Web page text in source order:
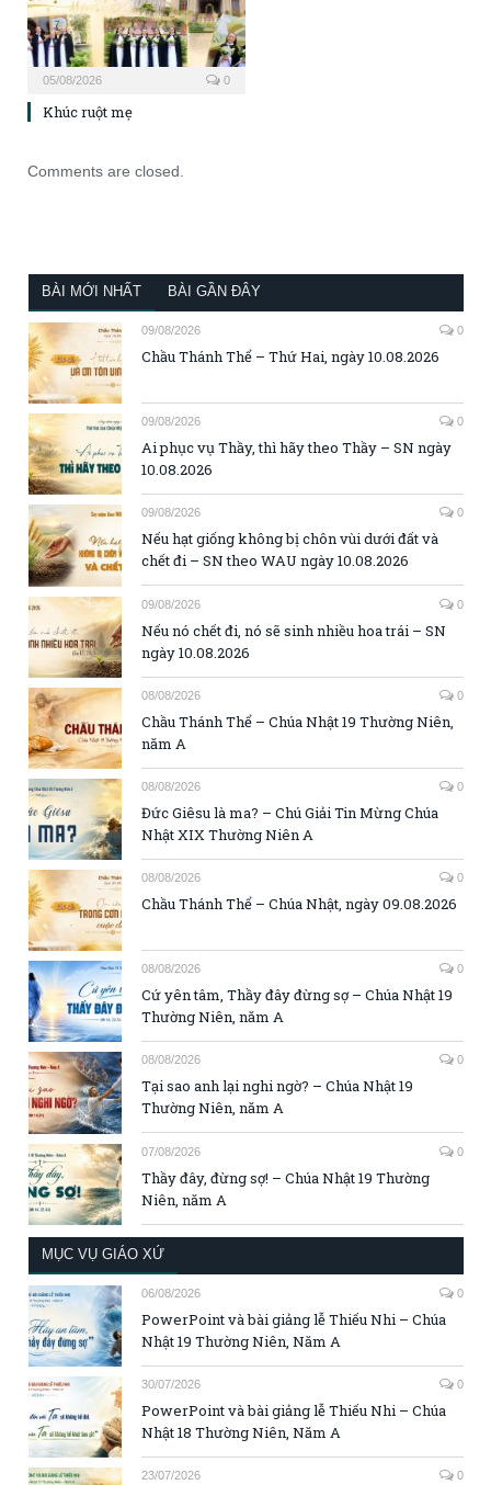
05/08/2026 0
Khúc ruột mẹ
Comments are closed.
BÀI MỚI NHẤT BÀI GẦN ĐÂY
09/08/2026 0
Chầu Thánh Thể – Thứ Hai, ngày 10.08.2026
09/08/2026 0
Ai phục vụ Thầy, thì hãy theo Thầy – SN ngày
10.08.2026
09/08/2026 0
Nếu hạt giống không bị chôn vùi dưới đất và
chết đi – SN theo WAU ngày 10.08.2026
09/08/2026 0
Nếu nó chết đi, nó sẽ sinh nhiều hoa trái – SN
ngày 10.08.2026
08/08/2026 0
Chầu Thánh Thể – Chúa Nhật 19 Thường Niên,
năm A
08/08/2026 0
Đức Giêsu là ma? – Chú Giải Tin Mừng Chúa
Nhật XIX Thường Niên A
08/08/2026 0
Chầu Thánh Thể – Chúa Nhật, ngày 09.08.2026
08/08/2026 0
Cứ yên tâm, Thầy đây đừng sợ – Chúa Nhật 19
Thường Niên, năm A
08/08/2026 0
Tại sao anh lại nghi ngờ? – Chúa Nhật 19
Thường Niên, năm A
07/08/2026 0
Thầy đây, đừng sợ! – Chúa Nhật 19 Thường
Niên, năm A
MỤC VỤ GIÁO XỨ
06/08/2026 0
PowerPoint và bài giảng lễ Thiếu Nhi – Chúa
Nhật 19 Thường Niên, Năm A
30/07/2026 0
PowerPoint và bài giảng lễ Thiếu Nhi – Chúa
Nhật 18 Thường Niên, Năm A
23/07/2026 0